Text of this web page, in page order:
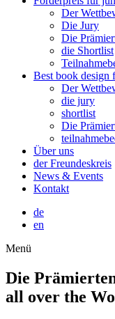
Der
Die Jury
Die
die Shortlist
Best book design
Der
die jury
shortlist
Die
Über uns
der Freundeskreis
News & Events
Kontakt
de
en
Menü
Die
all over the